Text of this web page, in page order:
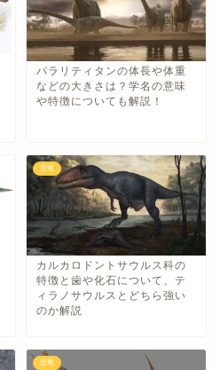
パラリティタンの体長や体重
などの大きさは？学名の意味
や特徴についても解説！
恐竜
カルカロドントサウルス科の
特徴と歯や化石について、テ
ィラノサウルスとどちら強い
のか解説
恐竜